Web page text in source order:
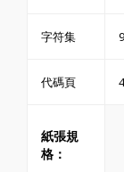
字符集
代碼頁
紙張規
格：